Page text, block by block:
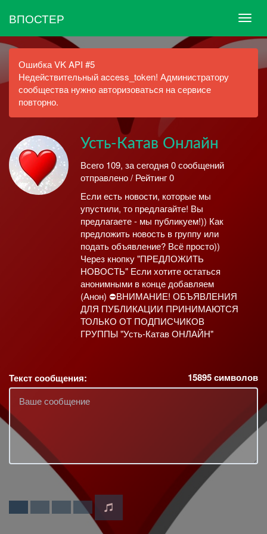
ВПОСТЕР
Ошибка VK API #5
Недействительный access_token! Администратору
сообщества нужно авторизоваться на сервисе
повторно.
Усть-Катав Онлайн
Всего 109, за сегодня 0 сообщений
отправлено / Рейтинг 0
Если есть новости, которые мы
упустили, то предлагайте! Вы
предлагаете - мы публикуем!)) Как
предложить новость в группу или
подать объявление? Всё просто))
Через кнопку "ПРЕДЛОЖИТЬ
НОВОСТЬ" Если хотите остаться
анонимными в конце добавляем
(Анон) ⛔ВНИМАНИЕ! ОБЪЯВЛЕНИЯ
ДЛЯ ПУБЛИКАЦИИ ПРИНИМАЮТСЯ
ТОЛЬКО ОТ ПОДПИСЧИКОВ
ГРУППЫ "Усть-Катав ОНЛАЙН"
Текст сообщения: 15895символов